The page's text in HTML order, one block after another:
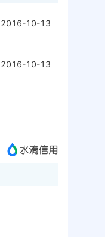
2016-10-13
2016-10-13